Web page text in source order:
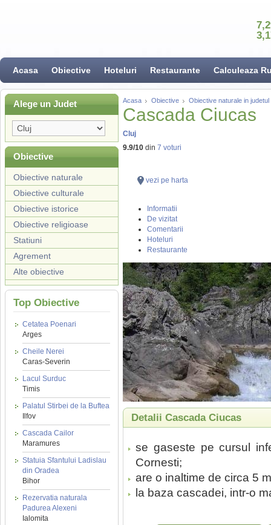
Acasa Obiective Hoteluri Restaurante Calculeaza
Alege un Judet
Obiective
Obiective naturale
Obiective culturale
Obiective istorice
Obiective religioase
Statiuni
Agrement
Alte obiective
Top Obiective
Cetatea Poenari
Arges
Cheile Nerei
Caras-Severin
Lacul Surduc
Timis
Palatul Stirbei de la Buftea
Ilfov
Cascada Cailor
Maramures
Statuia Sfantului Ladislau
din Oradea
Bihor
Rezervatia naturala
Padurea Alexeni
Ialomita
Acasa Obiective Obiective naturale in judetul
Cascada Ciucas
Cluj
9.9/10 din 7 voturi
vezi pe harta
Informatii
De vizitat
Comentarii
Hoteluri
Restaurante
Detalii Cascada Ciucas
se gaseste pe cursul
Cornesti;
are o inaltime de circa 5
la baza cascadei, intr-o